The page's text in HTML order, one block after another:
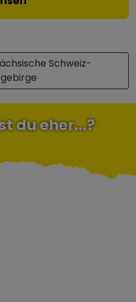
Schweiz-
du eher...?